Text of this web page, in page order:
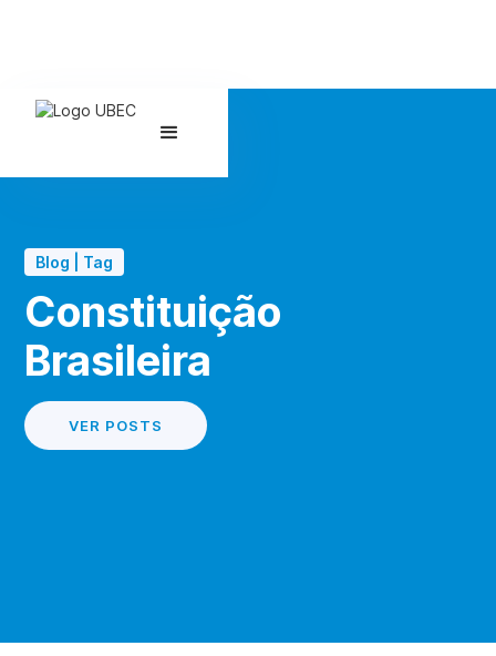
Blog | Tag
Constituição
Brasileira
VER POSTS